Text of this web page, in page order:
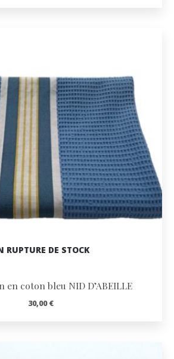
RUPTURE DE STOCK
en coton bleu NID D’ABEILLE
30,00€